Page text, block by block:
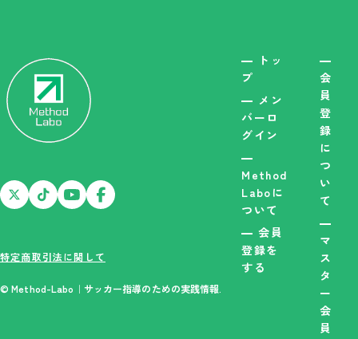
特定商取引法に関して
© Method-Labo｜サッカー指導のための実践情報.
トッ
プ
メン
バーロ
グイン
Method
Laboに
ついて
会員
登録を
する
会
員
登
録
に
つ
い
て
マ
ス
タ
ー
会
員